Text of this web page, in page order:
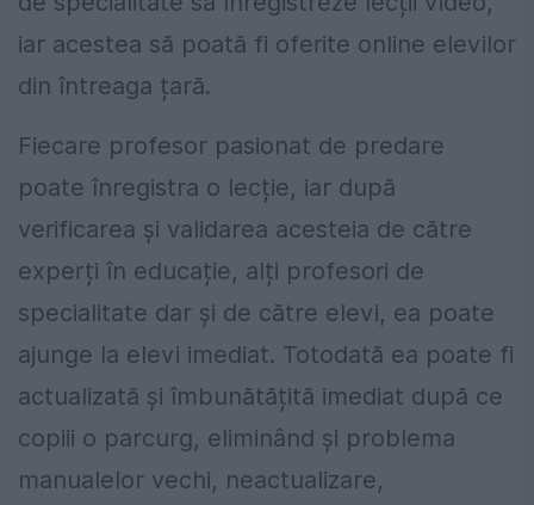
iar acestea să poată fi oferite online elevilor
din întreaga țară.
Fiecare profesor pasionat de predare
poate înregistra o lecție, iar după
verificarea și validarea acesteia de către
experți în educație, alți profesori de
specialitate dar și de către elevi, ea poate
ajunge la elevi imediat. Totodată ea poate fi
actualizată și îmbunătățită imediat după ce
copiii o parcurg, eliminând și problema
manualelor vechi, neactualizare,